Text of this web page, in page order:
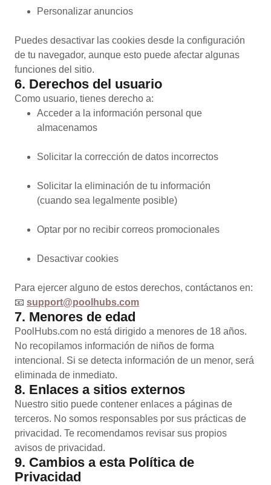
Personalizar anuncios
Puedes desactivar las cookies desde la configuración
de tu navegador, aunque esto puede afectar algunas
funciones del sitio.
6. Derechos del usuario
Como usuario, tienes derecho a:
Acceder a la información personal que
almacenamos
Solicitar la corrección de datos incorrectos
Solicitar la eliminación de tu información
(cuando sea legalmente posible)
Optar por no recibir correos promocionales
Desactivar cookies
Para ejercer alguno de estos derechos, contáctanos en:
📧 support@poolhubs.com
7. Menores de edad
PoolHubs.com no está dirigido a menores de 18 años.
No recopilamos información de niños de forma
intencional. Si se detecta información de un menor, será
eliminada de inmediato.
8. Enlaces a sitios externos
Nuestro sitio puede contener enlaces a páginas de
terceros. No somos responsables por sus prácticas de
privacidad. Te recomendamos revisar sus propios
avisos de privacidad.
9. Cambios a esta Política de
Privacidad